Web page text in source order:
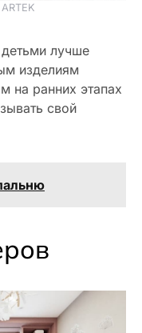
лучше
изделиям
на ранних этапах
свой